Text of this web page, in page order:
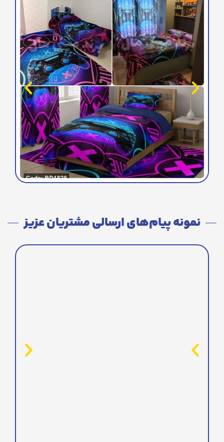
نمونه پیام‌های ارسالی مشتریان عزیز